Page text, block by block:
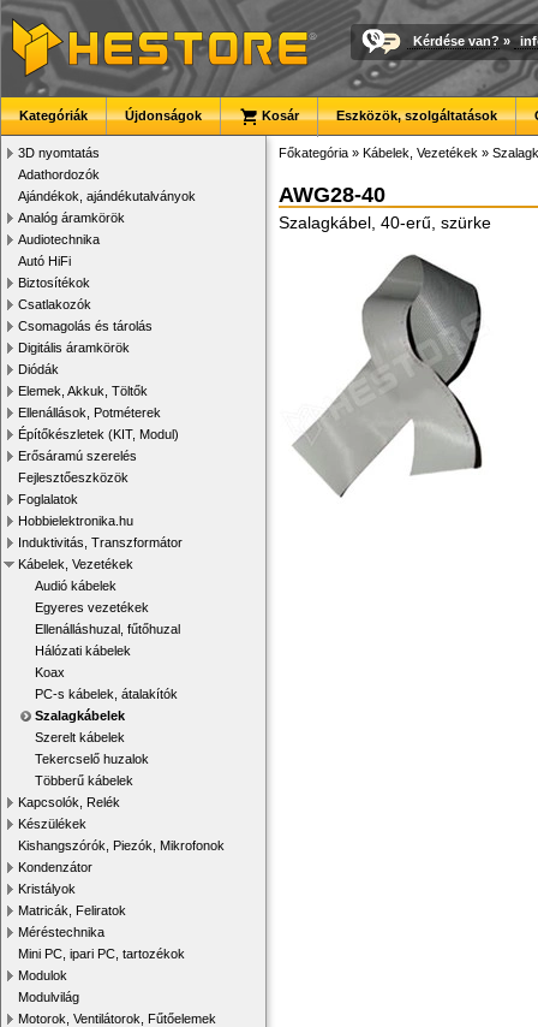
Kérdése van? »
Kategóriák Újdonságok Kosár Eszközök, szolgáltatások
3D nyomtatás
Adathordozók
Ajándékok, ajándékutalványok
Analóg áramkörök
Audiotechnika
Autó HiFi
Biztosítékok
Csatlakozók
Csomagolás és tárolás
Digitális áramkörök
Diódák
Elemek, Akkuk, Töltők
Ellenállások, Potméterek
Építőkészletek (KIT, Modul)
Erősáramú szerelés
Fejlesztőeszközök
Foglalatok
Hobbielektronika.hu
Induktivitás, Transzformátor
Kábelek, Vezetékek
Audió kábelek
Egyeres vezetékek
Ellenálláshuzal, fűtőhuzal
Hálózati kábelek
Koax
PC-s kábelek, átalakítók
Szalagkábelek
Szerelt kábelek
Tekercselő huzalok
Többerű kábelek
Kapcsolók, Relék
Készülékek
Kishangszórók, Piezók, Mikrofonok
Kondenzátor
Kristályok
Matricák, Feliratok
Méréstechnika
Mini PC, ipari PC, tartozékok
Modulok
Modulvilág
Motorok, Ventilátorok, Fűtőelemek
Főkategória » Kábelek, Vezetékek »
AWG28-40
Szalagkábel, 40-erű, szürke